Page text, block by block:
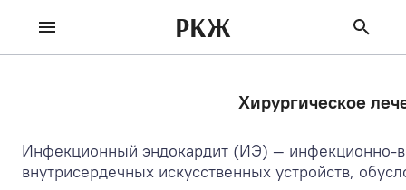
РКЖ
Хирургическое
Инфекционный эндокардит (ИЭ) — инфекционно-
внутрисердечных искусственных устройств,